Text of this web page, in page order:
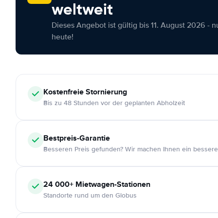
weltweit
Dieses Angebot ist gültig bis 11. August 2026 -
heute!
KostenfreieStornierung
Bis zu 48 Stunden vor der geplanten Abholzeit
Bestpreis-Garantie
Besseren Preis gefunden? Wir machen Ihnen ein
24 000+ Mietwagen-Stationen
Standorte rund um den Globus